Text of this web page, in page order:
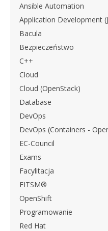
Ansible Automation
Application Development
Bacula
Bezpieczeństwo
C++
Cloud
Cloud (OpenStack)
Database
DevOps
DevOps (Containers -
EC-Council
Exams
Facylitacja
FITSM®
OpenShift
Programowanie
Red Hat